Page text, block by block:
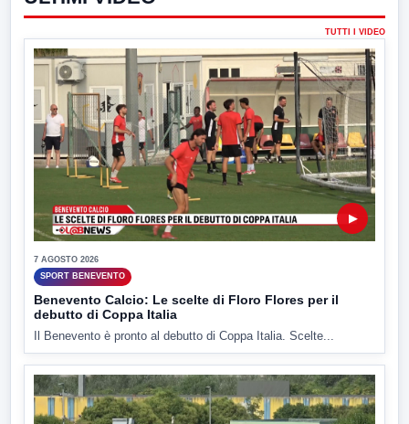
TUTTI I VIDEO
▶
7 AGOSTO 2026
SPORT BENEVENTO
Benevento Calcio: Le scelte di Floro Flores per il
debutto di Coppa Italia
Il Benevento è pronto al debutto di Coppa Italia. Scelte...